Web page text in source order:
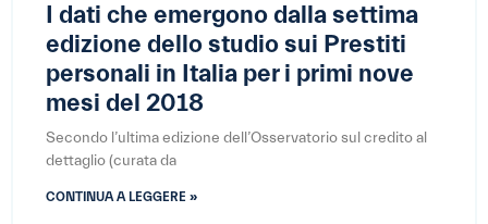
I dati che emergono dalla settima
edizione dello studio sui Prestiti
personali in Italia per i primi nove
mesi del 2018
Secondo l’ultima edizione dell’Osservatorio sul credito al
dettaglio (curata da
CONTINUA A LEGGERE »